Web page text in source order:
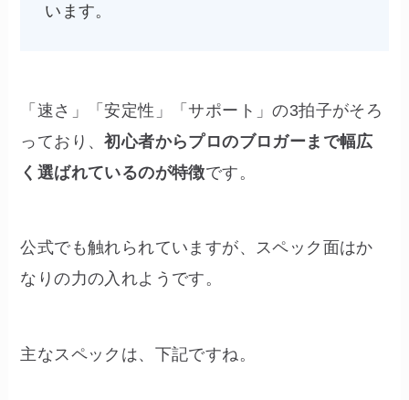
います。
「速さ」「安定性」「サポート」の3拍子がそろ
っており、初心者からプロのブロガーまで幅広
く選ばれているのが特徴です。
公式でも触れられていますが、スペック面はか
なりの力の入れようです。
主なスペックは、下記ですね。